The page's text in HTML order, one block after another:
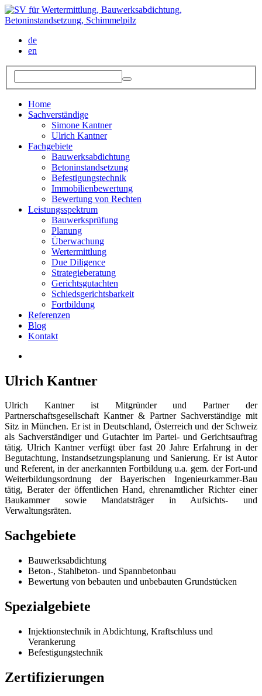
de
en
Home
Sachverständige
Simone Kantner
Ulrich Kantner
Fachgebiete
Bauwerksabdichtung
Betoninstandsetzung
Befestigungstechnik
Immobilienbewertung
Bewertung von Rechten
Leistungsspektrum
Bauwerksprüfung
Planung
Überwachung
Wertermittlung
Due Diligence
Strategieberatung
Gerichtsgutachten
Schiedsgerichtsbarkeit
Fortbildung
Referenzen
Blog
Kontakt
Ulrich Kantner
Ulrich Kantner ist Mitgründer und Partner der
Partnerschaftsgesellschaft Kantner & Partner Sachverständige mit
Sitz in München. Er ist in Deutschland, Österreich und der Schweiz
als Sachverständiger und Gutachter im Partei- und Gerichtsauftrag
tätig. Ulrich Kantner verfügt über fast 20 Jahre Erfahrung in der
Begutachtung, Instandsetzungsplanung und Sanierung. Er ist Autor
und Referent, in der anerkannten Fortbildung u.a. gem. der Fort-und
Weiterbildungsordnung der Bayerischen Ingenieurkammer-Bau
tätig, Berater der öffentlichen Hand, ehrenamtlicher Richter einer
Baukammer sowie Mandatsträger in Aufsichts- und
Verwaltungsräten.
Sachgebiete
Bauwerksabdichtung
Beton-, Stahlbeton- und Spannbetonbau
Bewertung von bebauten und unbebauten Grundstücken
Spezialgebiete
Injektionstechnik in Abdichtung, Kraftschluss und
Verankerung
Befestigungstechnik
Zertifizierungen